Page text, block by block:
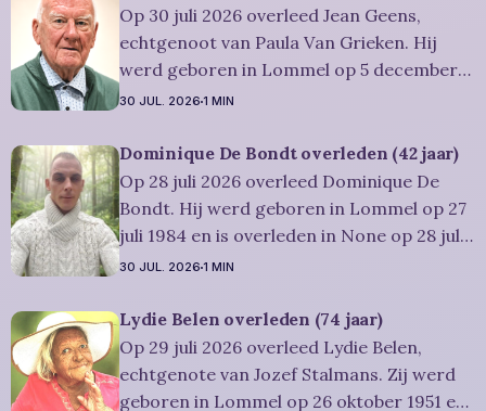
afscheidsplechtígheid van Irène zal
plaatsvinden in intieme kring. Condoleren
Op 30 juli 2026 overleed Jean Geens,
echtgenoot van Paula Van Grieken. Hij
werd geboren in Lommel op 5 december
1941 en is overleden in Mol op 30 juli 2026.
jaar. Rouwbericht Dries-Hulsmans:
Plechtigheid: U wordt vriendelijk
uitgenodigd om samen met
30 JUL. 2026 1 MIN
Dominique De Bondt overleden (42 jaar)
Op 28 juli 2026 overleed Dominique De
Bondt. Hij werd geboren in Lommel op 27
juli 1984 en is overleden in None op 28 juli
2026. Hij was woonachtig in Lommel en
nemen afscheid van Dominique tijdens een
intieme plechtigheid, omringd door zijn
naaste
30 JUL. 2026 1 MIN
Lydie Belen overleden (74 jaar)
Op 29 juli 2026 overleed Lydie Belen,
echtgenote van Jozef Stalmans. Zij werd
geboren in Lommel op 26 oktober 1951 en